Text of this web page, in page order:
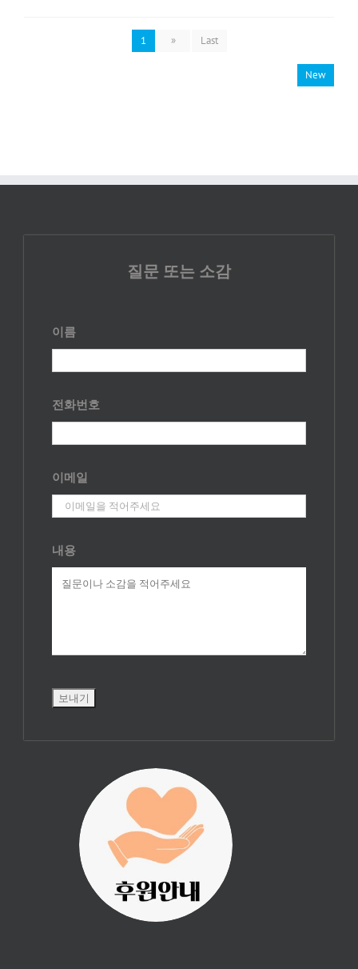
1 » Last
New
질문 또는 소감
이름
전화번호
이메일
내용
진리횃불 사역은
여러분의 후원으
로 이루어집니다.